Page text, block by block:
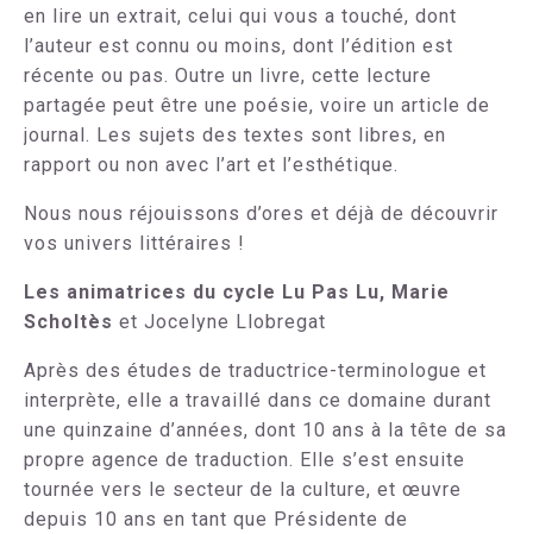
en lire un extrait, celui qui vous a touché, dont
l’auteur est connu ou moins, dont l’édition est
récente ou pas. Outre un livre, cette lecture
partagée peut être une poésie, voire un article de
journal. Les sujets des textes sont libres, en
rapport ou non avec l’art et l’esthétique.
Nous nous réjouissons d’ores et déjà de découvrir
vos univers littéraires !
Les animatrices du cycle Lu Pas Lu, Marie
Scholtès et Jocelyne Llobregat
Après des études de traductrice-terminologue et
interprète, elle a travaillé dans ce domaine durant
une quinzaine d’années, dont 10 ans à la tête de sa
propre agence de traduction. Elle s’est ensuite
tournée vers le secteur de la culture, et œuvre
depuis 10 ans en tant que Présidente de